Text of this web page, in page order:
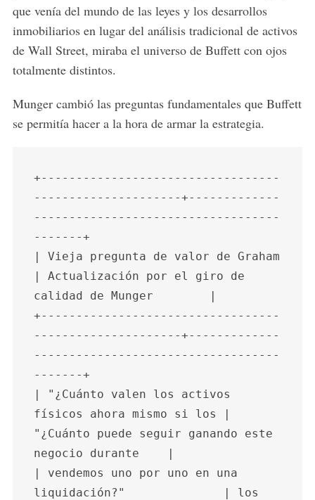
que venía del mundo de las leyes y los desarrollos
inmobiliarios en lugar del análisis tradicional de activos
de Wall Street, miraba el universo de Buffett con ojos
totalmente distintos.
Munger cambió las preguntas fundamentales que Buffett
se permitía hacer a la hora de armar la estrategia.
+----------------------------------
---------------------+-------------
-----------------------------------
-------+
| Vieja pregunta de valor de Graham
| Actualización por el giro de
calidad de Munger        |
+----------------------------------
---------------------+-------------
-----------------------------------
-------+
| "¿Cuánto valen los activos
físicos ahora mismo si los |
"¿Cuánto puede seguir ganando este
negocio durante    |
| vendemos uno por uno en una
liquidación?"              | los